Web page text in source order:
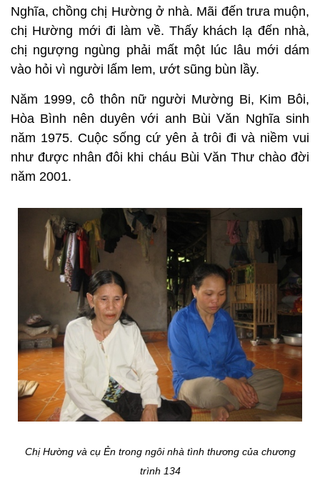
Nghĩa, chồng chị Hường ở nhà. Mãi đến trưa muộn,
chị Hường mới đi làm về. Thấy khách lạ đến nhà,
chị ngượng ngùng phải mất một lúc lâu mới dám
vào hỏi vì người lấm lem, ướt sũng bùn lầy.
Năm 1999, cô thôn nữ người Mường Bi, Kim Bôi,
Hòa Bình nên duyên với anh Bùi Văn Nghĩa sinh
năm 1975. Cuộc sống cứ yên ả trôi đi và niềm vui
như được nhân đôi khi cháu Bùi Văn Thư chào đời
năm 2001.
Chị Hường và cụ Ẻn trong ngôi nhà tình thương của chương
trình 134